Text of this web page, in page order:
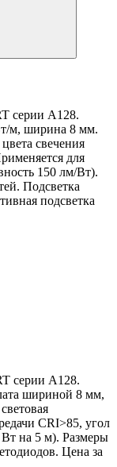
серии A128.
м, ширина 8 мм.
свечения
для
150 лм/Вт).
Подсветка
подсветка
серии A128.
шириной 8 мм,
CRI>85, угол
на 5 м). Размеры
Цена за